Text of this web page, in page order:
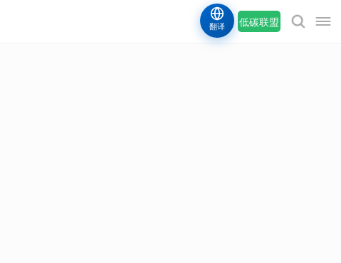
低碳联盟
翻译